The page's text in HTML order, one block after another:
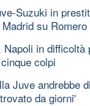
Suzuki in
su Romero
Napoli in difficoltà
colpi
Juve andrebbe
da giorni'